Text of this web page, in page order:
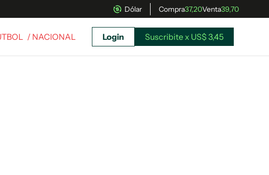
Dólar Compra37,20Venta39,70
/ NACIONAL Login Suscribite x US$ 3,45